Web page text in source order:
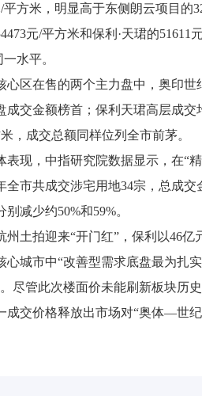
方米，明显高于东侧朗云项目的
元/平方米和保利·天珺的51611
水平。
心区在售的两个主力盘中，奥印世
交金额榜首；保利天珺高层成交
，成交总额同样位列全市前茅。
表现，中指研究院数据显示，在“
市共成交涉宅用地34宗，总成交
减少约50%和59%。
土拍迎来“开门红”，保利以46亿
心城市中“改善型需求底盘最为扎
尽管此次楼面价未能刷新板块历
成交价格释放出市场对“奥体—世